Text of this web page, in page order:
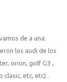
de a una:
los audi de los
orion, golf G3 ,
clasic, etc, etc) .